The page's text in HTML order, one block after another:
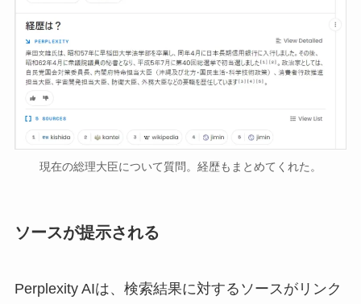
現在の総理大臣について質問。経歴もまとめてくれた。
ソースが提示される
Perplexity AIは、検索結果に対するソースがリンク